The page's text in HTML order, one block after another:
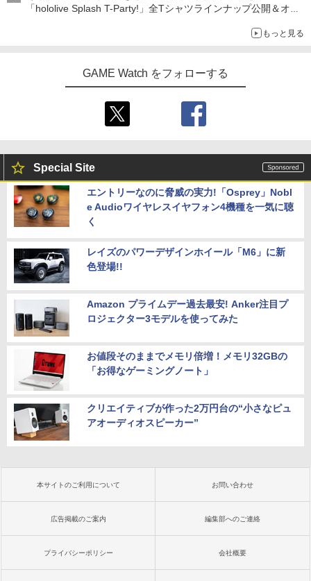
「hololive Splash T-Party!」全Tシャツラインナップ公開＆オン
もっと見る
GAME Watch をフォローする
Special Site
エントリーなのに脅威の実力!「Osprey」Nobl
e Audioワイヤレスイヤフォン4機種を一気に聴
く
レイズのパワーデザインホイール「M6」に新
色登場!!
Amazon プライムデー過去最安! Anker注目プ
ロジェクター3モデルを使ってみた
お値段そのままでメモリ倍増！メモリ32GBの
「お得なゲーミングノート」
クリエイティブが作った2万円台の“小さなピュ
アオーディオスピーカー”
本サイトのご利用について お問い合わせ
広告掲載のご案内 編集部へのご連絡
プライバシーポリシー 会社概要